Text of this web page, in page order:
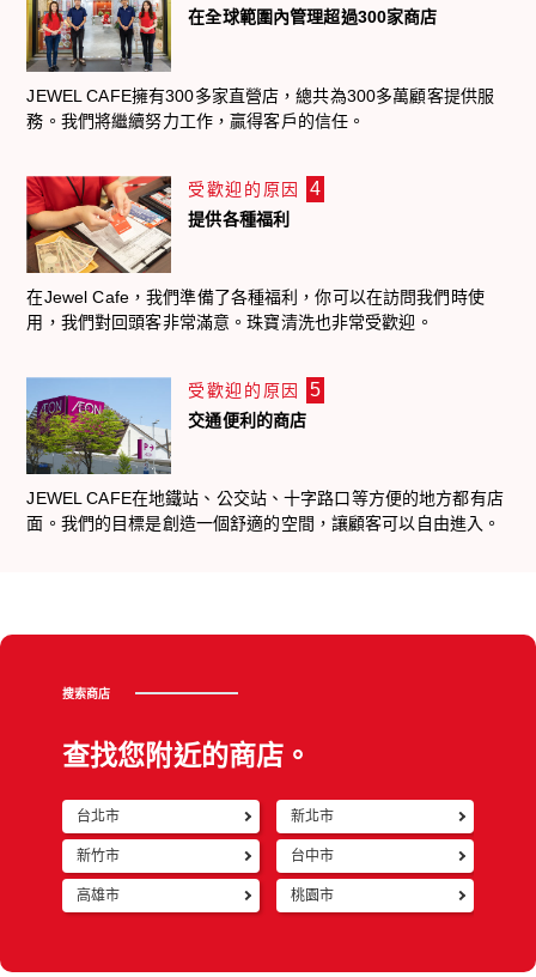
在全球範圍內管理超過300家商店
JEWEL CAFE擁有300多家直營店，總共為300多萬顧客提供服
務。我們將繼續努力工作，贏得客戶的信任。
受歡迎的原因 4
提供各種福利
在Jewel Cafe，我們準備了各種福利，你可以在訪問我們時使
用，我們對回頭客非常滿意。珠寶清洗也非常受歡迎。
受歡迎的原因 5
交通便利的商店
JEWEL CAFE在地鐵站、公交站、十字路口等方便的地方都有店
面。我們的目標是創造一個舒適的空間，讓顧客可以自由進入。
搜索商店
查找您附近的商店。
台北市 新北市
新竹市 台中市
高雄市 桃園市